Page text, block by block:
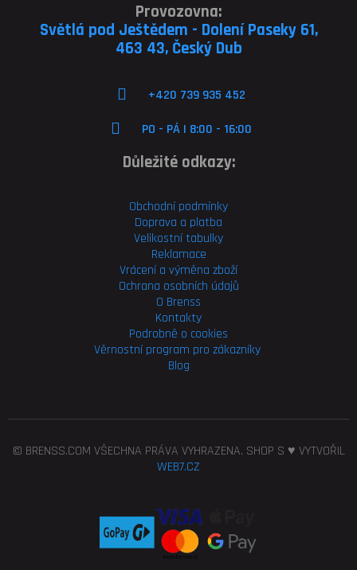
Provozovna:
Světlá pod Ještědem - Dolení Paseky 61,
463 43, Český Dub
+420 739 935 452
PO - PÁ | 8:00 - 16:00
Důležité odkazy:
Obchodní podmínky
Doprava a platba
Velikostní tabulky
Reklamace
Vrácení a výměna zboží
Ochrana osobních údajů
O Brenss
Kontakty
Podrobně o cookies
Věrnostní program pro zákazníky
Blog
© BRENSS.COM VŠECHNA PRÁVA VYHRAZENA. SHOP S ♥ VYTVOŘIL
WEB7.CZ